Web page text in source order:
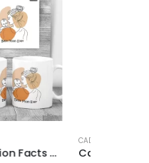
Cană Mama – Un Izvor Nesecat De Iubire #2, rezistentă la maşina de spălat vase, 350ml